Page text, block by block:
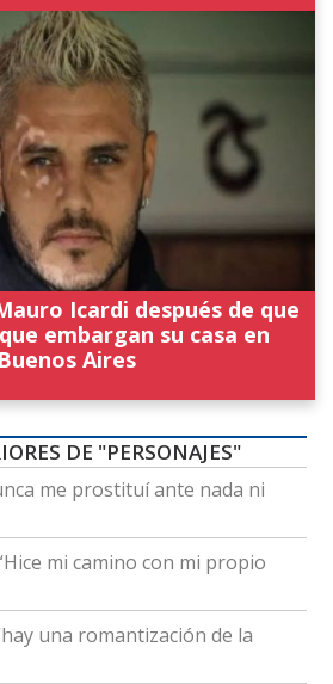
Icardi después de que
embargan su casa en
Buenos Aires
DE "PERSONAJES"
me prostituí ante nada ni
mi camino con mi propio
una romantización de la